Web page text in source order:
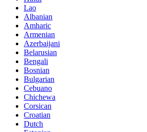
Lao
Albanian
Amharic
Armenian
Azerbaijani
Belarusian
Bengali
Bosnian
Bulgarian
Cebuano
Chichewa
Corsican
Croatian
Dutch